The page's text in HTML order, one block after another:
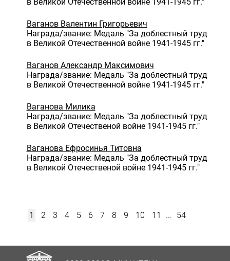
Ваганов Валентин Григорьевич
Награда/звание: Медаль "За доблестный труд
в Великой Отечественной войне 1941-1945 гг."
Ваганов Александр Максимович
Награда/звание: Медаль "За доблестный труд
в Великой Отечественной войне 1941-1945 гг."
Ваганова Милика
Награда/звание: Медаль "За доблестный труд
в Великой Отечественой войне 1941-1945 гг."
Ваганова Ефросинья Титовна
Награда/звание: Медаль "За доблестный труд
в Великой Отечественой войне 1941-1945 гг."
1 2 3 4 5 6 7 8 9 10 11 ... 54